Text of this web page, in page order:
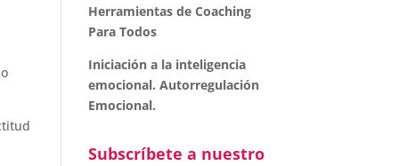
Herramientas de Coaching
Para Todos
Iniciación a la inteligencia
emocional. Autorregulación
Emocional.
Subscríbete a nuestro